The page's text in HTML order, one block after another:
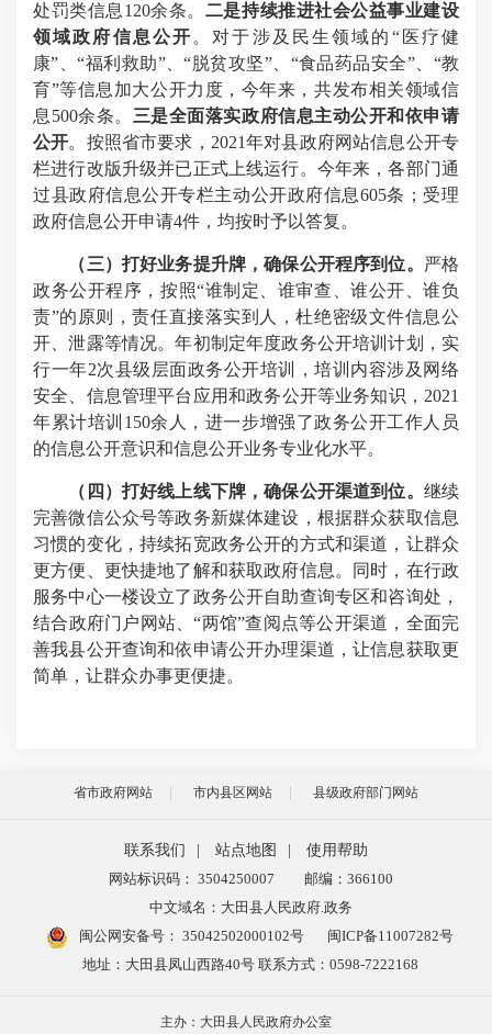
处罚类信息 120余条。 二是持续推进社会公益事业建设
领域政府信息公开 。对于涉及民生领域的“医疗健
康”、“福利救助”、“脱贫攻坚”、“食品药品安全”、“教
育”等信息加大公开力度，今年来，共发布相关领域信
息 500余条。 三是全面落实政府信息主动公开和依申请
公开。按照省市要求， 2021年对县政府网站信息公开专
栏进行改版升级并已正式上线运行。今年来，各部门通
过县政府信息公开专栏主动公开政府信息605条；受理
政府信息公开申请4件，均按时予以答复。
（三）打好业务提升牌，确保公开程序到位。 严格
政务公开程序，按照“谁制定、谁审查、谁公开、谁负
责”的原则，责任直接落实到人，杜绝密级文件信息公
开、泄露等情况。年初制定年度政务公开培训计划，实
行一年2次县级层面政务公开培训，培训内容涉及网络
安全、信息管理平台应用和政务公开等业务知识， 2021
年累计培训 150余人，进一步增强了政务公开工作人员
的信息公开意识和信息公开业务专业化水平。
（四）打好线上线下牌，确保公开渠道到位。 继续
完善微信公众号等政务新媒体建设，根据群众获取信息
习惯的变化，持续拓宽政务公开的方式和渠道，让群众
更方便、更快捷地了解和获取政府信息。同时，在行政
服务中心一楼设立了政务公开自助查询专区和咨询处，
结合政府门户网站、“两馆”查阅点等公开渠道，全面完
善我县公开查询和依申请公开办理渠道，让信息获取更
简单，让群众办事更便捷。
省市政府网站 市内县区网站 县级政府部门网站
联系我们 站点地图
使用帮助
网站标识码： 3504250007
邮编：366100
中文域名：大田县人民政府.政务
闽公网安备号： 35042502000102号
闽ICP备11007282号
地址：大田县凤山西路40号 联系方式：0598-7222168
主办：大田县人民政府办公室